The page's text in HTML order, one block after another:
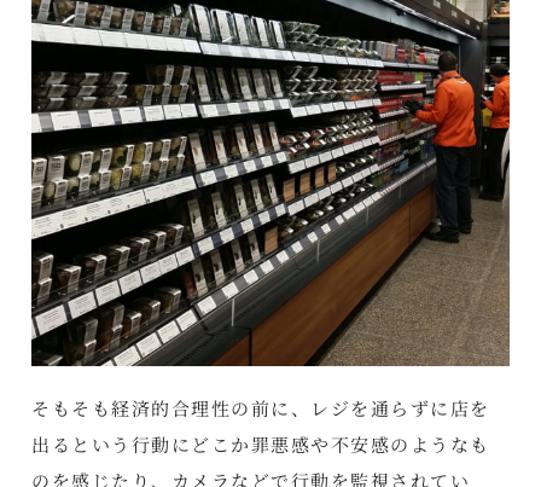
そもそも経済的合理性の前に、レジを通らずに店を
出るという行動にどこか罪悪感や不安感のようなも
のを感じたり、カメラなどで行動を監視されてい